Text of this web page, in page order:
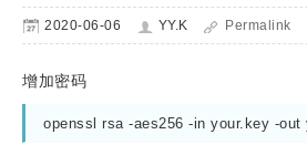
2020-06-06 YY.K Permalink
增加密码
openssl rsa -aes256 -in your.key -